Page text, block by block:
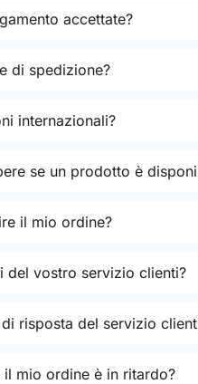
accettate?
di spedizione?
internazionali?
se un prodotto è
il mio ordine?
del vostro servizio clienti?
risposta del servizio
mio ordine è in ritardo?